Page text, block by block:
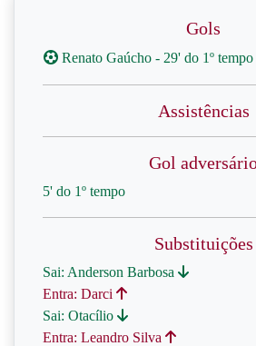
Gols
Renato Gaúcho - 29' do 1º tempo
Assistências
Gol
5' do 1º tempo
Substituições
Sai: Anderson Barbosa
Entra: Darci
Sai: Otacílio
Entra: Leandro Silva